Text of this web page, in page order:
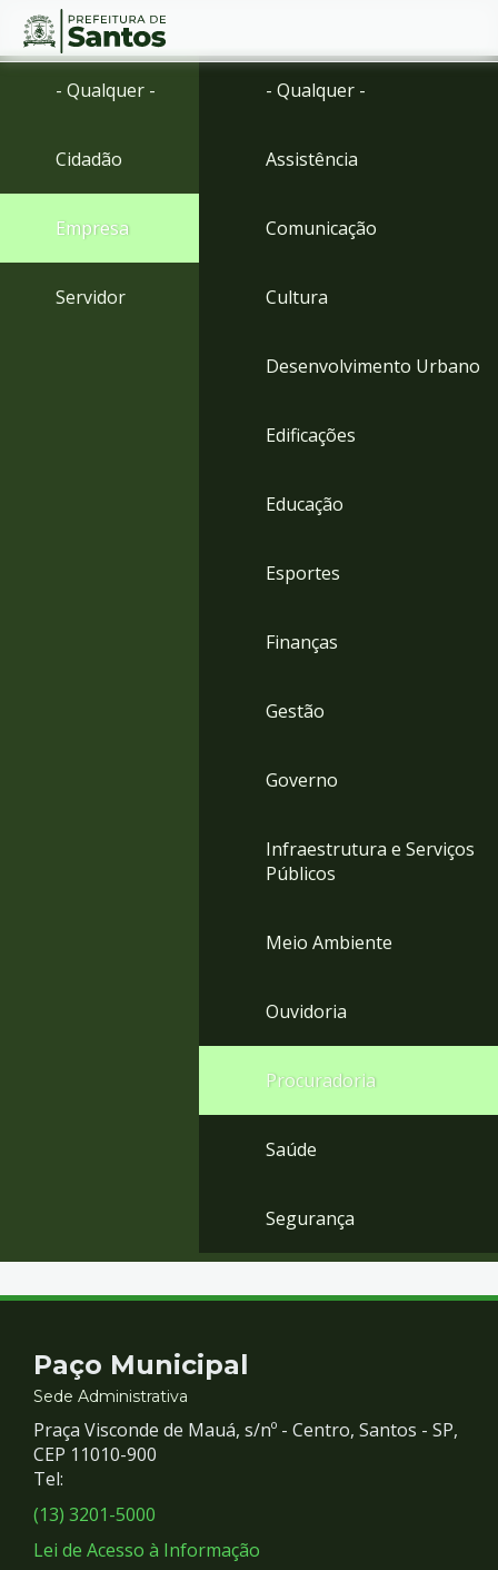
Ir
Ir
menu
Conteúdo
- Qualquer -
Cidadão
Empresa
Servidor
- Qualquer -
Assistência
Comunicação
Cultura
Desenvolvimento Urbano
Edificações
Educação
Esportes
Finanças
Gestão
Governo
Infraestrutura e Serviços
Públicos
Meio Ambiente
Ouvidoria
Procuradoria
Saúde
Segurança
Contato
e
Redes
Sociais
Paço Municipal
Sede Administrativa
Praça Visconde de Mauá, s/nº - Centro, Santos - SP,
CEP 11010-900
Tel:
(13) 3201-5000
Lei de Acesso à Informação